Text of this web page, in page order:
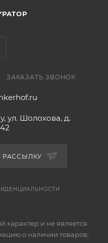
ЗАКАЗАТЬ ЗВОНОК
ул. Шолохова, д.
характер и не является
о наличии товаров,